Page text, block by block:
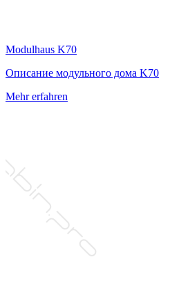
Modulhaus K70
Описание модульного дома K70
Mehr erfahren